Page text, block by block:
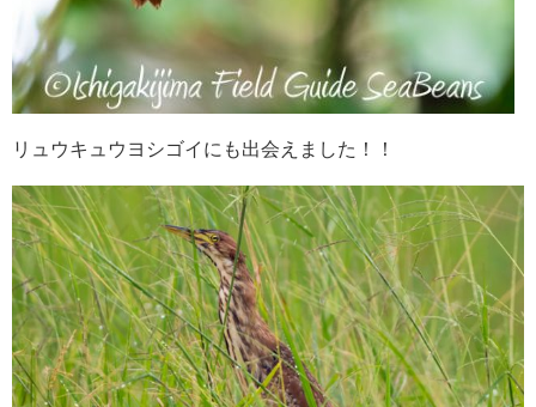
リュウキュウヨシゴイにも出会えました！！